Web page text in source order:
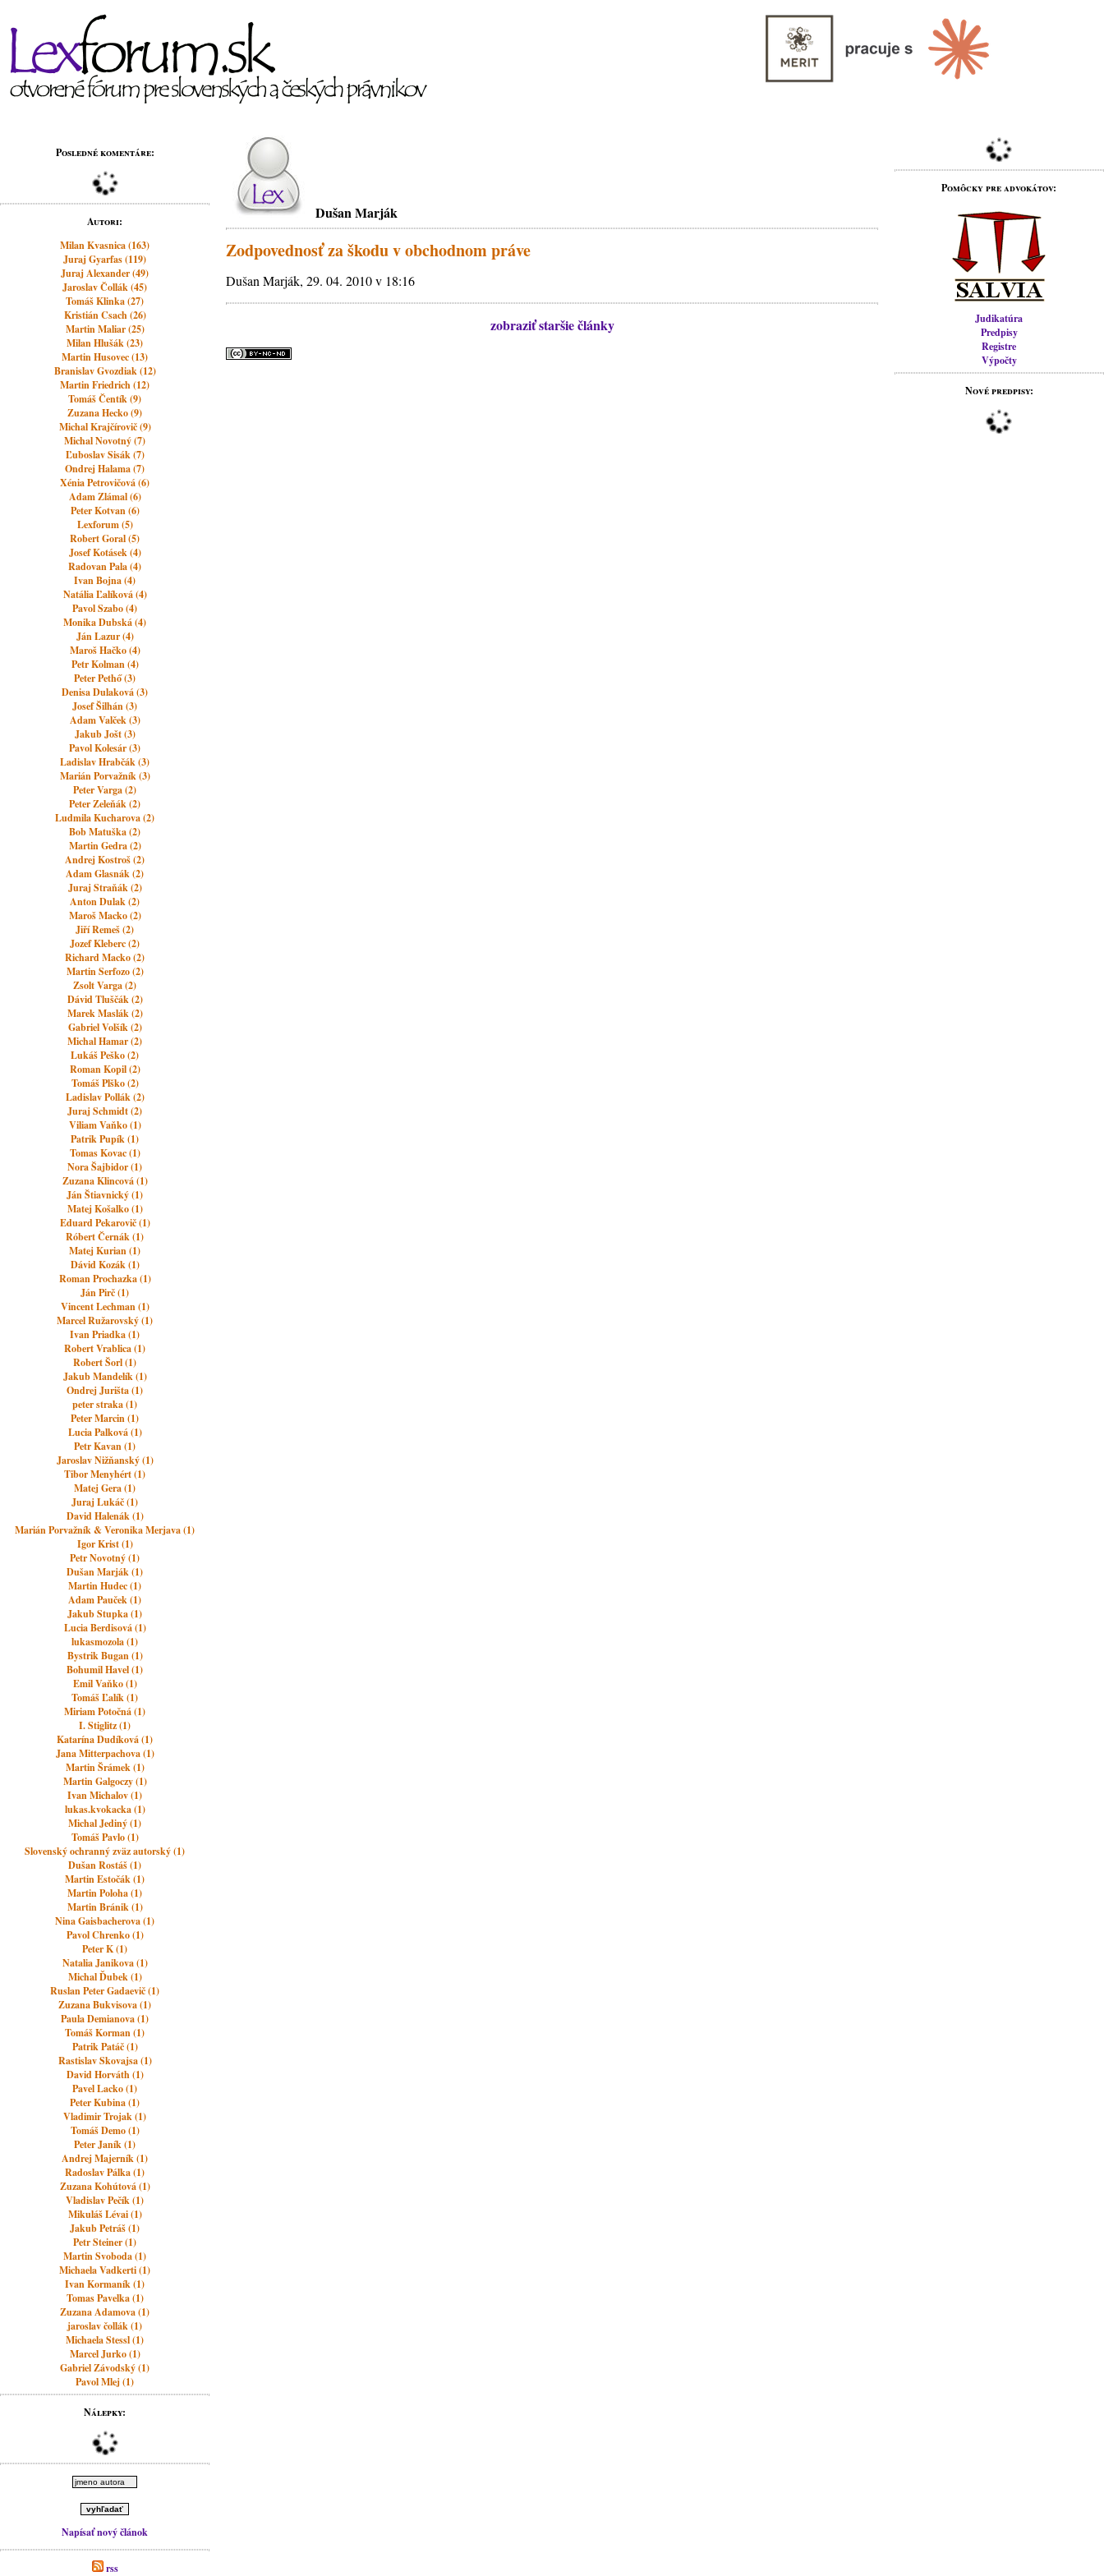
Posledné komentáre:
Autori:
Milan Kvasnica (163)
Juraj Gyarfas (119)
Juraj Alexander (49)
Jaroslav Čollák (45)
Tomáš Klinka (27)
Kristián Csach (26)
Martin Maliar (25)
Milan Hlušák (23)
Martin Husovec (13)
Branislav Gvozdiak (12)
Martin Friedrich (12)
Tomáš Čentík (9)
Zuzana Hecko (9)
Michal Krajčírovič (9)
Michal Novotný (7)
Ľuboslav Sisák (7)
Ondrej Halama (7)
Xénia Petrovičová (6)
Adam Zlámal (6)
Peter Kotvan (6)
Lexforum (5)
Robert Goral (5)
Josef Kotásek (4)
Radovan Pala (4)
Ivan Bojna (4)
Natália Ľalíková (4)
Pavol Szabo (4)
Monika Dubská (4)
Ján Lazur (4)
Maroš Hačko (4)
Petr Kolman (4)
Peter Pethő (3)
Denisa Dulaková (3)
Josef Šilhán (3)
Adam Valček (3)
Jakub Jošt (3)
Pavol Kolesár (3)
Ladislav Hrabčák (3)
Marián Porvažník (3)
Peter Varga (2)
Peter Zeleňák (2)
Ludmila Kucharova (2)
Bob Matuška (2)
Martin Gedra (2)
Andrej Kostroš (2)
Adam Glasnák (2)
Juraj Straňák (2)
Anton Dulak (2)
Maroš Macko (2)
Jiří Remeš (2)
Jozef Kleberc (2)
Richard Macko (2)
Martin Serfozo (2)
Zsolt Varga (2)
Dávid Tluščák (2)
Marek Maslák (2)
Gabriel Volšík (2)
Michal Hamar (2)
Lukáš Peško (2)
Roman Kopil (2)
Tomáš Plško (2)
Ladislav Pollák (2)
Juraj Schmidt (2)
Viliam Vaňko (1)
Patrik Pupík (1)
Tomas Kovac (1)
Nora Šajbidor (1)
Zuzana Klincová (1)
Ján Štiavnický (1)
Matej Košalko (1)
Eduard Pekarovič (1)
Róbert Černák (1)
Matej Kurian (1)
Dávid Kozák (1)
Roman Prochazka (1)
Ján Pirč (1)
Vincent Lechman (1)
Marcel Ružarovský (1)
Ivan Priadka (1)
Robert Vrablica (1)
Robert Šorl (1)
Jakub Mandelík (1)
Ondrej Jurišta (1)
peter straka (1)
Peter Marcin (1)
Lucia Palková (1)
Petr Kavan (1)
Jaroslav Nižňanský (1)
Tibor Menyhért (1)
Matej Gera (1)
Juraj Lukáč (1)
David Halenák (1)
Marián Porvažník & Veronika Merjava (1)
Igor Krist (1)
Petr Novotný (1)
Dušan Marják (1)
Martin Hudec (1)
Adam Pauček (1)
Jakub Stupka (1)
Lucia Berdisová (1)
lukasmozola (1)
Bystrik Bugan (1)
Bohumil Havel (1)
Emil Vaňko (1)
Tomáš Ľalík (1)
Miriam Potočná (1)
I. Stiglitz (1)
Katarína Dudíková (1)
Jana Mitterpachova (1)
Martin Šrámek (1)
Martin Galgoczy (1)
Ivan Michalov (1)
lukas.kvokacka (1)
Michal Jediný (1)
Tomáš Pavlo (1)
Slovenský ochranný zväz autorský (1)
Dušan Rostáš (1)
Martin Estočák (1)
Martin Poloha (1)
Martin Bránik (1)
Nina Gaisbacherova (1)
Pavol Chrenko (1)
Peter K (1)
Natalia Janikova (1)
Michal Ďubek (1)
Ruslan Peter Gadaevič (1)
Zuzana Bukvisova (1)
Paula Demianova (1)
Tomáš Korman (1)
Patrik Patáč (1)
Rastislav Skovajsa (1)
David Horváth (1)
Pavel Lacko (1)
Peter Kubina (1)
Vladimir Trojak (1)
Tomáš Demo (1)
Peter Janík (1)
Andrej Majerník (1)
Radoslav Pálka (1)
Zuzana Kohútová (1)
Vladislav Pečík (1)
Mikuláš Lévai (1)
Jakub Petráš (1)
Petr Steiner (1)
Martin Svoboda (1)
Michaela Vadkerti (1)
Ivan Kormaník (1)
Tomas Pavelka (1)
Zuzana Adamova (1)
jaroslav čollák (1)
Michaela Stessl (1)
Marcel Jurko (1)
Gabriel Závodský (1)
Pavol Mlej (1)
Nálepky:
Napísať nový článok
rss
Pomôcky pre advokátov:
Judikatúra
Predpisy
Registre
Výpočty
Nové predpisy:
Dušan Marják
Zodpovednosť za škodu v obchodnom práve
Dušan Marják, 29. 04. 2010 v 18:16
zobraziť staršie články